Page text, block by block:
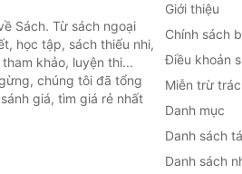
Sách. Từ sách ngoại
học tập, sách thiếu nhi,
khảo, luyện thi...
chúng tôi đã tổng
giá, tìm giá rẻ nhất
Giới thiệu
Chính sách
Điều khoản
Miễn trừ
Danh mục
Danh sách
Danh sách